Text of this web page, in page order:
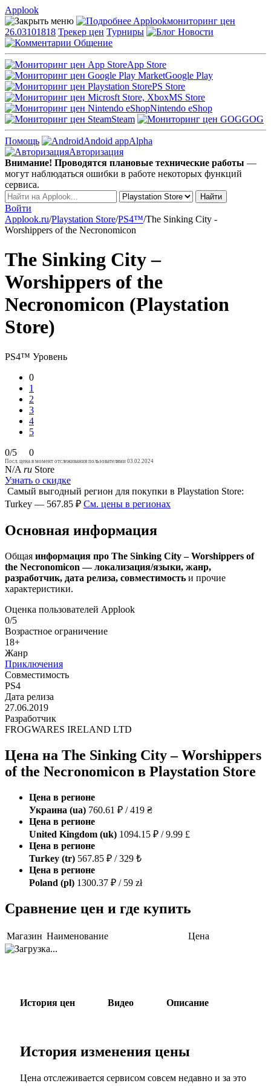
Applook
Applookмониторинг цен
26.03101818 Трекер цен Турниры
Новости
Общение
App Store
Google Play
PS Store
MS Store
Nintendo eShop
Steam
GOG
Помощь Andoid appAlpha
Авторизация
Внимание! Проводятся плановые технические работы —
могут наблюдаться ошибки в работе некоторых функций
сервиса.
Войти
Applook.ru/Playstation Store/PS4™/The Sinking City -
Worshippers of the Necronomicon
The Sinking City –
Worshippers of the
Necronomicon (Playstation
Store)
PS4™ Уровень
0
1
2
3
4
5
0/5 0
Посл. цена в момент отслеживания пользователями 03.02.2024
N/A ru Store
Узнать о скидке
Самый выгодный регион для покупки в Playstation Store:
Turkey — 567.85 ₽ См. цены в регионах
Основная информация
Общая информация про The Sinking City – Worshippers of
the Necronomicon — локализация/языки, жанр,
разработчик, дата релиза, совместимость и прочие
характеристики.
Оценка пользователей Applook
0/5
Возрастное ограничение
18+
Жанр
Приключения
Совместимость
PS4
Дата релиза
27.06.2019
Разработчик
FROGWARES IRELAND LTD
Цена на The Sinking City – Worshippers
of the Necronomicon в Playstation Store
Цена в регионе
Украина (ua) 760.61 ₽ / 419 ₴
Цена в регионе
United Kingdom (uk) 1094.15 ₽ / 9.99 £
Цена в регионе
Turkey (tr) 567.85 ₽ / 329 ₺
Цена в регионе
Poland (pl) 1300.37 ₽ / 59 zł
Сравнение цен и где купить
Магазин Наименование Цена
История цен Видео Описание
История изменения цены
Цена отслеживается сервисом совсем недавно и за это